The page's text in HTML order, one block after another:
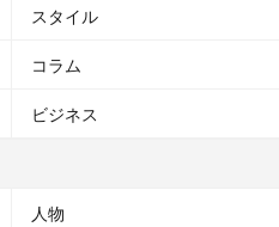
スタイル
コラム
ビジネス
人物